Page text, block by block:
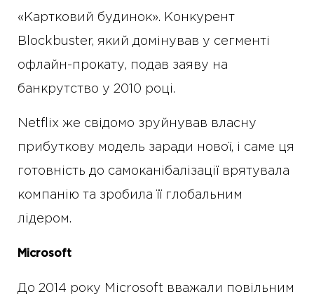
«Картковий будинок». Конкурент
Blockbuster, який домінував у сегменті
офлайн-прокату, подав заяву на
банкрутство у 2010 році.
Netflix же свідомо зруйнував власну
прибуткову модель заради нової, і саме ця
готовність до самоканібалізації врятувала
компанію та зробила її глобальним
лідером.
Microsoft
До 2014 року Microsoft вважали повільним